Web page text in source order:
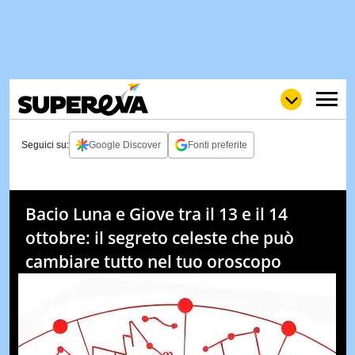
WOW
POP
NEWS
QUIZ
Seguici su: Google Discover Fonti preferite
Bacio Luna e Giove tra il 13 e il 14
ottobre: il segreto celeste che può
cambiare tutto nel tuo oroscopo